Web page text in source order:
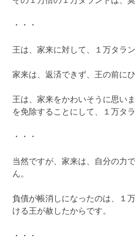
・・・
王は、家来に対して、１万タラ
家来は、返済できず、王の前に
王は、家来をかわいそうに思い
を免除することにして、１万タ
・・・
当然ですが、家来は、自分の力
ん。
負債が帳消しになったのは、１
ける王が赦したからです。
・・・